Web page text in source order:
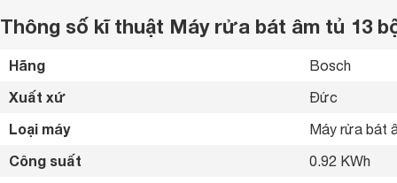
Thông số kĩ thuật Máy rửa bát âm tủ 13
Hãng Bosch
Xuất xứ Đức
Loại máy Máy rửa bát
Công suất 0.92 KWh